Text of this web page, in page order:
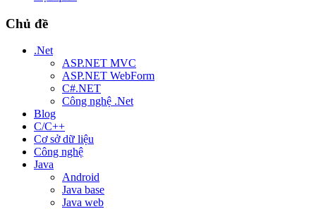
Chủ đề
.Net
ASP.NET MVC
ASP.NET WebForm
C#.NET
Công nghệ .Net
Blog
C/C++
Cơ sở dữ liệu
Công nghệ
Java
Android
Java base
Java web